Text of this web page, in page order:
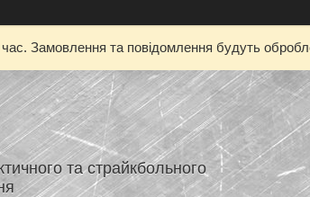
Замовлення та повідомлення будуть
та страйкбольного